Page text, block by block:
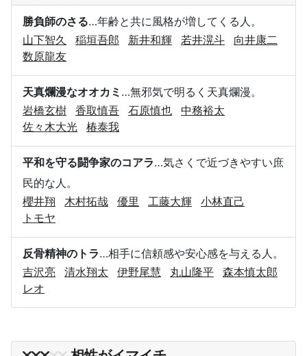
勝負師のさる…年齢と共に風格が増してくる人。
山下智久
稲垣吾郎 新井和輝 若井滉斗
向井康二
数原龍友
天真爛漫なオオカミ …無邪気で明るく天真爛漫。
岩橋玄樹
香取慎吾 石原慎也
中務裕太
佐々木大光
椿泰我
平和を守る闘争家のコアラ…気さくで近づきやすい庶
民的な人。
櫻井翔
木村拓哉 優里 工藤大輝
小林直己
トモヤ
反骨精神のトラ…相手に信頼感や安心感を与える人。
吉沢亮
清水翔太 伊野尾慧 丸山隆平
森本慎太郎
レオ